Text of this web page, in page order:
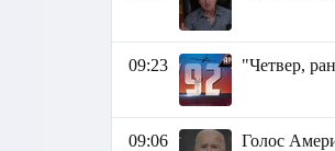
09:23 "Четвер,
09:06
Голос